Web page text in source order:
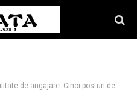
angajare: Cinci posturi de asistent medical generalist vacante la un spital din Gorj